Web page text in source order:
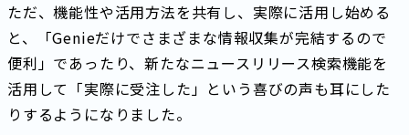
ただ、機能性や活用方法を共有し、実際に活用し始める
と、「Genieだけでさまざまな情報収集が完結するので
便利」であったり、新たなニュースリリース検索機能を
活用して「実際に受注した」という喜びの声も耳にした
りするようになりました。